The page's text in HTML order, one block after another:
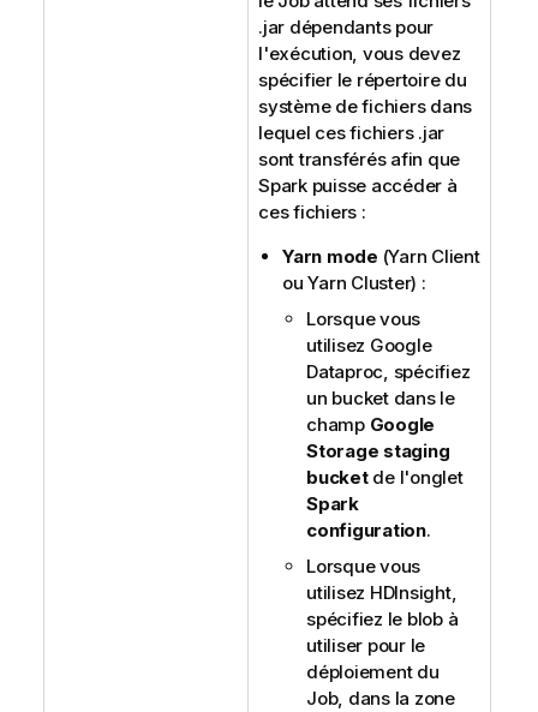
.jar dépendants pour
l'exécution, vous devez
spécifier le répertoire du
système de fichiers dans
lequel ces fichiers .jar
sont transférés afin que
Spark puisse accéder à
ces fichiers :
Yarn mode (Yarn Client
ou Yarn Cluster) :
Lorsque vous
utilisez Google
Dataproc, spécifiez
un bucket dans le
champ Google
Storage staging
bucketde l'onglet
Spark
configuration.
Lorsque vous
utilisez HDInsight,
spécifiez le blob à
utiliser pour le
déploiement du
Job, dans la zone